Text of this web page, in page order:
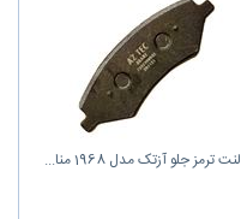
لنت ترمز جلو آزتک مدل 1968 منا